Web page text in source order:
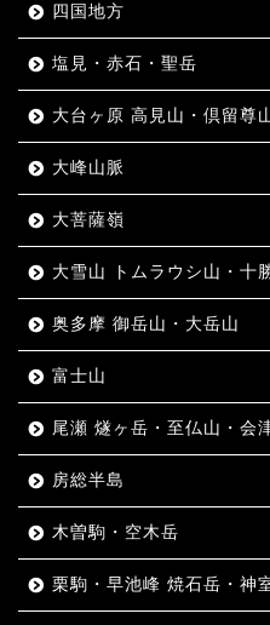
四国地方
塩見・赤石・聖岳
大台ヶ原 高見山・倶留尊
大峰山脈
大菩薩嶺
大雪山 トムラウシ山・十
奥多摩 御岳山・大岳山
富士山
尾瀬 燧ヶ岳・至仏山・会
房総半島
木曽駒・空木岳
栗駒・早池峰 焼石岳・神